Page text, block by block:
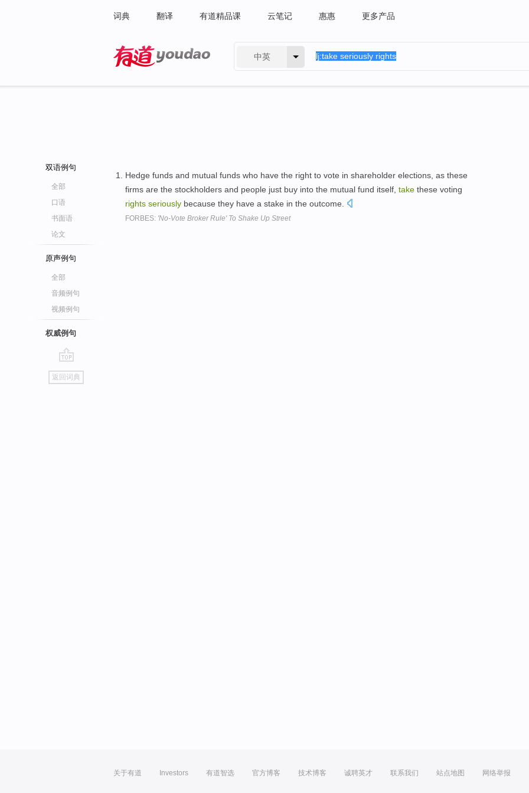
词典 翻译 有道精品课 云笔记 惠惠 更多产品
中英
双语例句
全部
口语
书面语
论文
原声例句
全部
音频例句
视频例句
权威例句
go
top
返回词典
Hedge funds and mutual funds who have the right to vote in shareholder elections, as these
firms are the stockholders and people just buy into the mutual fund itself, take these voting
rights seriously because they have a stake in the outcome.
FORBES: 'No-Vote Broker Rule' To Shake Up Street
关于有道 Investors 有道智选 官方博客 技术博客 诚聘英才 联系我们 站点地图 网络举报